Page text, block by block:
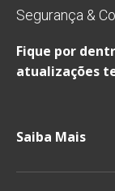
Segurança &
Fique por
atualizações
Saiba Mais